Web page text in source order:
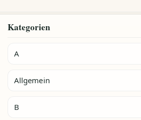
Kategorien
A
Allgemein
B